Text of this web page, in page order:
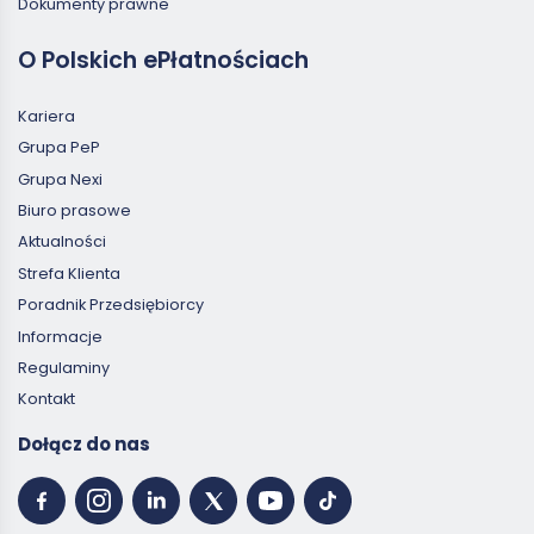
O Polskich ePłatnościach
Kariera
Grupa PeP
Grupa Nexi
Biuro prasowe
Aktualności
Strefa Klienta
Poradnik Przedsiębiorcy
Informacje
Regulaminy
Kontakt
Dołącz do nas